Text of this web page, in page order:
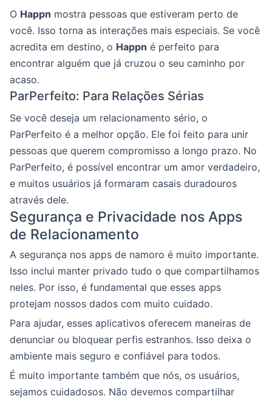
O Happn mostra pessoas que estiveram perto de
você. Isso torna as interações mais especiais. Se você
acredita em destino, o Happn é perfeito para
encontrar alguém que já cruzou o seu caminho por
acaso.
ParPerfeito: Para Relações Sérias
Se você deseja um relacionamento sério, o
ParPerfeito é a melhor opção. Ele foi feito para unir
pessoas que querem compromisso a longo prazo. No
ParPerfeito, é possível encontrar um amor verdadeiro,
e muitos usuários já formaram casais duradouros
através dele.
Segurança e Privacidade nos Apps
de Relacionamento
A segurança nos apps de namoro é muito importante.
Isso inclui manter privado tudo o que compartilhamos
neles. Por isso, é fundamental que esses apps
protejam nossos dados com muito cuidado.
Para ajudar, esses aplicativos oferecem maneiras de
denunciar ou bloquear perfis estranhos. Isso deixa o
ambiente mais seguro e confiável para todos.
É muito importante também que nós, os usuários,
sejamos cuidadosos. Não devemos compartilhar